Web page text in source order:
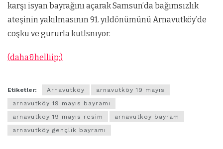
karşı isyan bayrağını açarak Samsun’da bağımsızlık
ateşinin yakılmasının 91. yıldönümünü Arnavutköy’de
coşku ve gururla kutlsnıyor.
(daha&helliip;)
Etiketler: Arnavutköy
arnavutköy 19 mayıs
arnavutköy 19 mayıs bayramı
arnavutköy 19 mayıs resim
arnavutköy bayram
arnavutköy gençlik bayramı